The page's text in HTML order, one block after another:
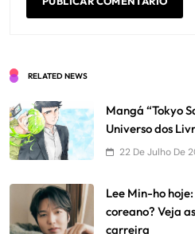
RELATED NEWS
Mangá “Tokyo
Universo dos
22 De Julho De
Lee Min-ho
coreano? Veja
carreira